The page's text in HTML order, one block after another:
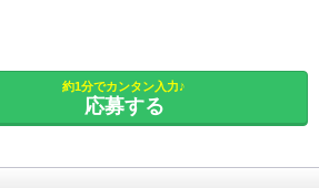
約1分でカンタン入力♪
応募する